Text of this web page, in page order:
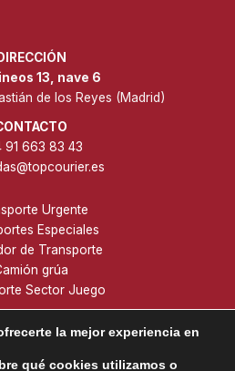
DIRECCIÓN
13, nave 6
de los Reyes (Madrid)
91 663 83 43
Urgente
Especiales
de Transporte
grúa
Sector Juego
la mejor experiencia en
qué cookies utilizamos o